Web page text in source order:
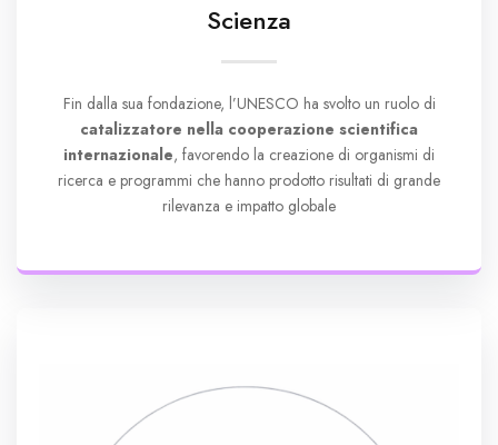
Scienza
Fin dalla sua fondazione, l’UNESCO ha svolto un ruolo di
catalizzatore nella cooperazione scientifica
internazionale, favorendo la creazione di organismi di
ricerca e programmi che hanno prodotto risultati di grande
rilevanza e impatto globale